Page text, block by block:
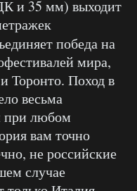
и 35 мм) выходит
победа на
мира,
Торонто. Поход в
весьма
при любом
вам точно
не российские
случае